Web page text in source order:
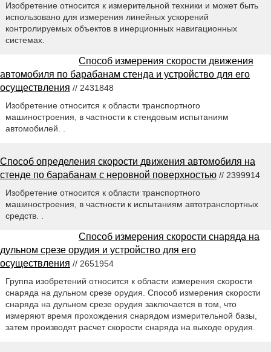
Изобретение относится к измерительной техники и может быть
использовано для измерения линейных ускорений
контролируемых объектов в инерционных навигационных
системах.
Способ измерения скорости движения
автомобиля по барабанам стенда и устройство для его
осуществления // 2431848
Изобретение относится к области транспортного
машиностроения, в частности к стендовым испытаниям
автомобилей. .
Способ определения скорости движения автомобиля на
стенде по барабанам с неровной поверхностью // 2399914
Изобретение относится к области транспортного
машиностроения, в частности к испытаниям автотранспортных
средств. .
Способ измерения скорости снаряда на
дульном срезе орудия и устройство для его
осуществления // 2651954
Группа изобретений относится к области измерения скорости
снаряда на дульном срезе орудия. Способ измерения скорости
снаряда на дульном срезе орудия заключается в том, что
измеряют время прохождения снарядом измерительной базы,
затем производят расчет скорости снаряда на выходе орудия.